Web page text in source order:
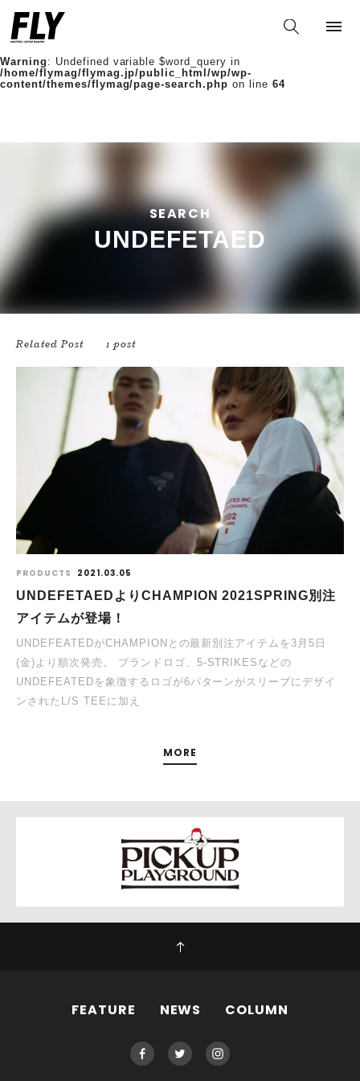
Warning: Undefined variable $words in
/home/flymag/flymag.jp/public_html/wp/wp-
content/themes/flymag/page-search.php
Warning : Undefined variable $word_query in
/home/flymag/flymag.jp/public_html/wp/wp-
content/themes/flymag/page-search.php on line 64
SEARCH
UNDEFETAED
Related Post 1 post
PRODUCTS 2021.03.05
UNDEFETAEDよりCHAMPION 2021SPRING別注
アイテムが登場！
UNDEFEATEDがCHAMPIONとの最新別注アイテムを3月5日
(金)より順次発売。 ブランドロゴ、5-STRIKESなどの
UNDEFEATEDを象徴するロゴが6パターンがスリーブにデザイ
ンされたL/S TEEに加え
MORE
FEATURE NEWS COLUMN